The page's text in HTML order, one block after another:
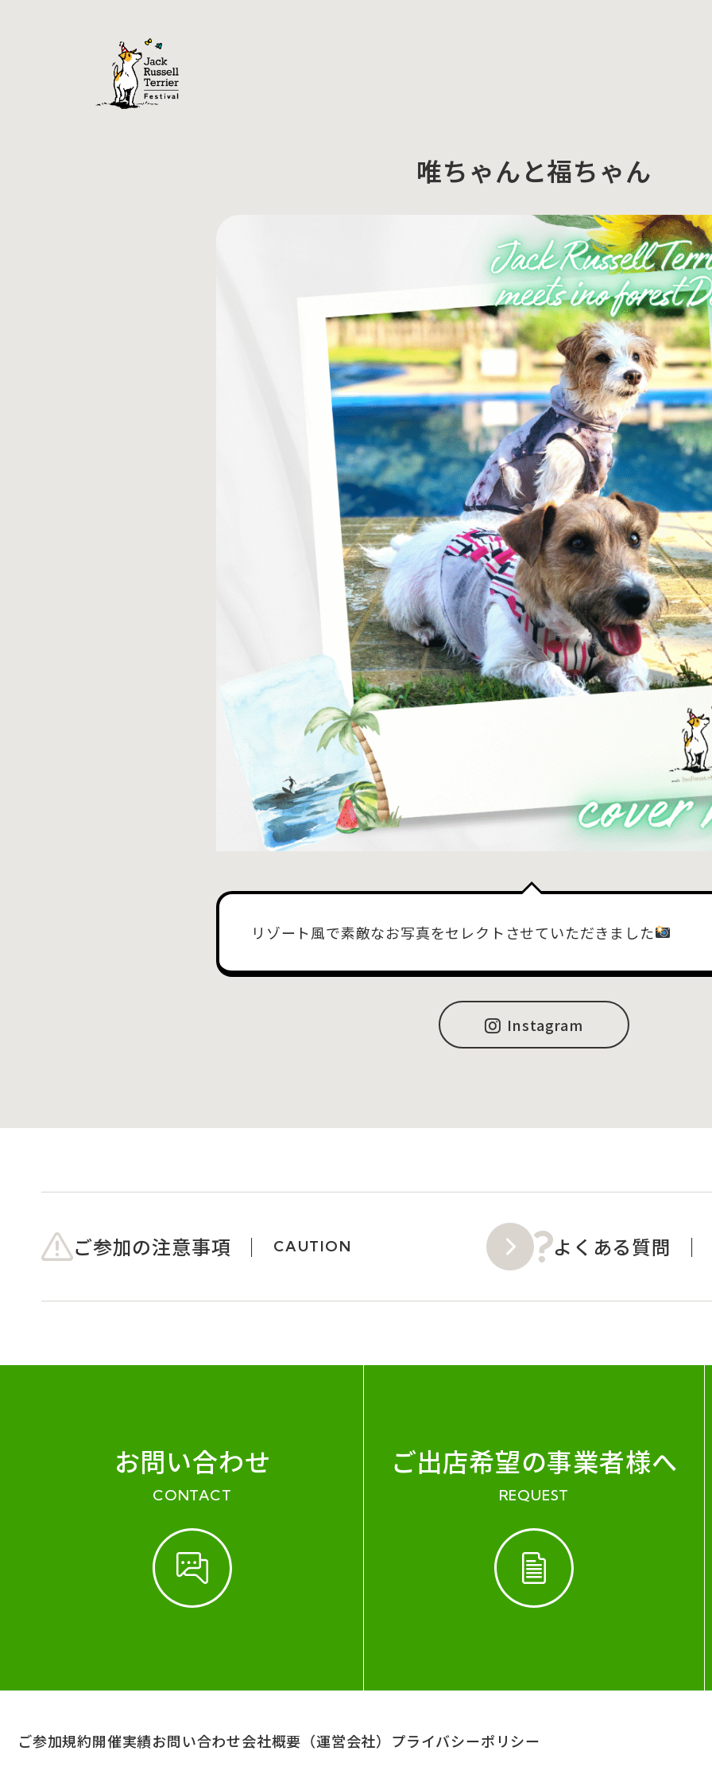
唯ちゃんと福ちゃん
リゾート風で素敵なお写真をセレクトさせていただきました
Instagram
ご参加の注意事項 CAUTION よくある質問
お問い合わせ
CONTACT
ご出店希望の事業者様へ
REQUEST
ご参加規約開催実績お問い合わせ会社概要（運営会社） プライバシーポリシー